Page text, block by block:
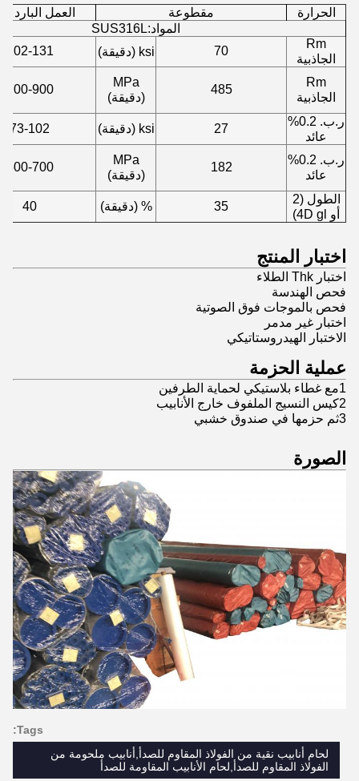
الحرارة مقطوعة
العمل البارد
المواد:SUS316L
Rm
الجاذبية
70 ksi (دقيقة) 102-131
Rm
الجاذبية
485
MPa
(دقيقة)
700-900
ر.ب. 0.2%
عائد
27 ksi (دقيقة) 73-102
ر.ب. 0.2%
عائد
182
MPa
(دقيقة)
500-700
الطول (2
أو 4D gl)
35 % (دقيقة) 40
اختبار المنتج
اختبار Thk الطلاء
فحص الهندسة
فحص بالموجات فوق الصوتية
اختبار غير مدمر
الاختبار الهيدروستاتيكي
عملية الحزمة
1مع غطاء بلاستيكي لحماية الطرفين
2كيس النسيج الملفوف خارج الأنابيب
3ثم حزمها في صندوق خشبي
الصورة
Tags:
لحام أنابيب نقية من الفولاذ المقاوم للصدأ,أنابيب ملحومة من
الفولاذ المقاوم للصدأ,لحام الأنابيب المقاومة للصدأ